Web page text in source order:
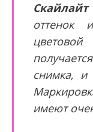
Скайлайт
оттенок
снимка, и
имеют